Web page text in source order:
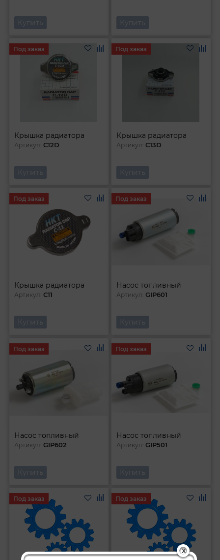
X
Купить Купить
Крышка радиатора
Артикул:C12D
Под заказ
Купить
Крышка радиатора
Артикул:C13D
Под заказ
Купить
Крышка радиатора
Артикул:C11
Под заказ
Купить
Насос топливный
Артикул:GIP601
Под заказ
Купить
Насос топливный
Артикул:GIP602
Под заказ
Купить
Насос топливный
Артикул:GIP501
Под заказ
Купить
Под заказ Под заказ